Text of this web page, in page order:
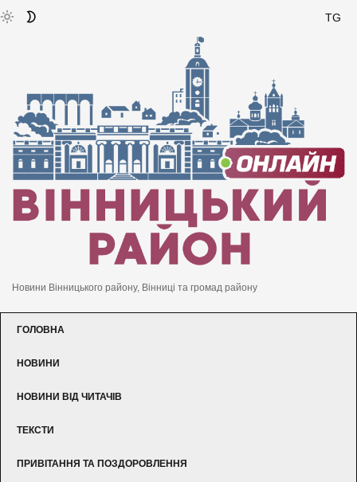
TG
Новини Вінницького району, Вінниці та громад району
ГОЛОВНА
НОВИНИ
НОВИНИ ВІД ЧИТАЧІВ
ТЕКСТИ
ПРИВІТАННЯ ТА ПОЗДОРОВЛЕННЯ